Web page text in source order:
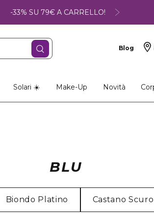
-33% SU 79€ A CARRELLO!
Blog
Solari ☀️ Make-Up Novità
BLU
Biondo Platino Castano Scuro